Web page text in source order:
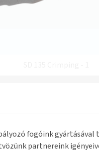
fogóink
partnereink